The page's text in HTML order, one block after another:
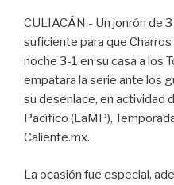
CULIACÁN.- Un jonrón de
suficiente para que
noche 3-1 en su casa a los
empatara la serie ante los
su desenlace, en actividad
Pacífico (LaMP),
Caliente.mx.
La ocasión fue especial,